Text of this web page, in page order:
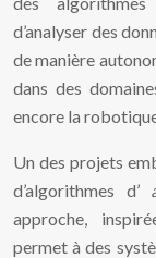
d’analyser des
de manière
dans des
encore la
Un des projets
d’algorithmes d’
approche,
permet à des